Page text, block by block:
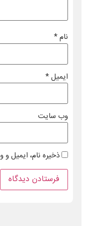
نام*
ایمیل*
وب‌ سایت
ذخیره نام، ایمیل